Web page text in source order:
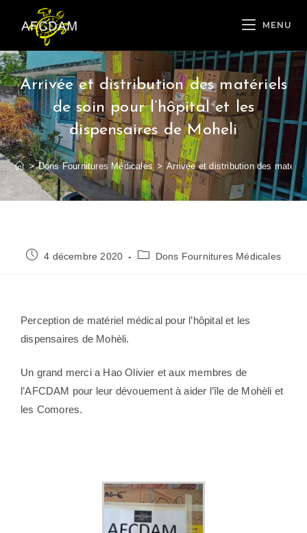
MENU
Arrivée et distribution des matériels
de soin pour l’hôpital et les
dispensaires de Moheli
> Dons Fournitures Médicales > Arrivée et distribution des
4 décembre 2020 Dons Fournitures Médicales
Perception de matériel médical pour l’hôpital et les
dispensaires de Mohèli.
Un grand merci a Hao Olivier et aux membres de
l’AFCDAM pour leur dévouement à aider l’île de Mohèli et
les Comores.